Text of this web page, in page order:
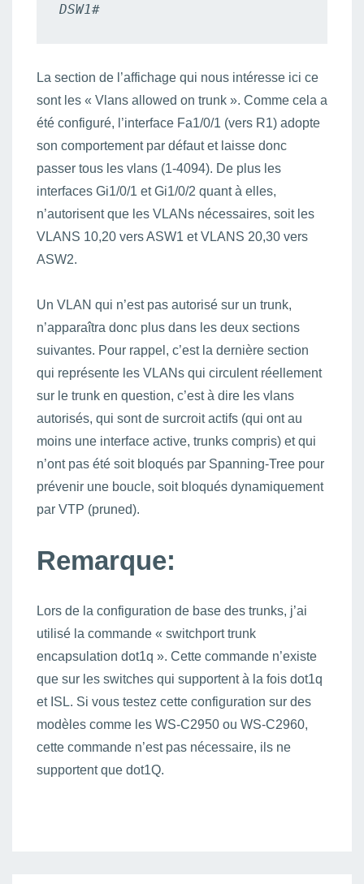
DSW1#
La section de l’affichage qui nous intéresse ici ce
sont les « Vlans allowed on trunk ». Comme cela a
été configuré, l’interface Fa1/0/1 (vers R1) adopte
son comportement par défaut et laisse donc
passer tous les vlans (1-4094). De plus les
interfaces Gi1/0/1 et Gi1/0/2 quant à elles,
n’autorisent que les VLANs nécessaires, soit les
VLANS 10,20 vers ASW1 et VLANS 20,30 vers
ASW2.
Un VLAN qui n’est pas autorisé sur un trunk,
n’apparaîtra donc plus dans les deux sections
suivantes. Pour rappel, c’est la dernière section
qui représente les VLANs qui circulent réellement
sur le trunk en question, c’est à dire les vlans
autorisés, qui sont de surcroit actifs (qui ont au
moins une interface active, trunks compris) et qui
n’ont pas été soit bloqués par Spanning-Tree pour
prévenir une boucle, soit bloqués dynamiquement
par VTP (pruned).
Remarque:
Lors de la configuration de base des trunks, j’ai
utilisé la commande « switchport trunk
encapsulation dot1q ». Cette commande n’existe
que sur les switches qui supportent à la fois dot1q
et ISL. Si vous testez cette configuration sur des
modèles comme les WS-C2950 ou WS-C2960,
cette commande n’est pas nécessaire, ils ne
supportent que dot1Q.